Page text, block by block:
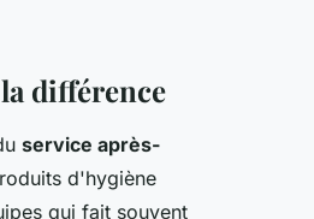
différence
service après-
d'hygiène
qui fait souvent